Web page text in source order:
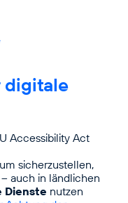
digitale
Accessibility Act
sicherzustellen,
auch in ländlichen
Dienste nutzen